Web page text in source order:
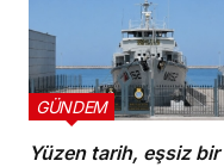
Yüzen tarih, eşsiz bir
GÜNDEM